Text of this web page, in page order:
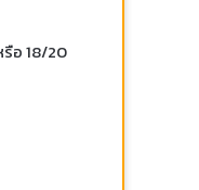
อ 18/20